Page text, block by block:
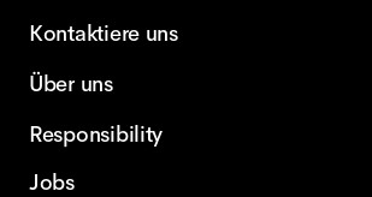
Kontaktiere uns
Über uns
Responsibility
Jobs